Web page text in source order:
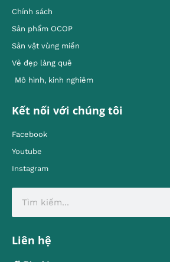
Chính sách
Sản phẩm OCOP
Sản vật vùng miền
Vẻ đẹp làng quê
Mô hình, kinh nghiêm
Kết nối với chúng tôi
Facebook
Youtube
Instagram
Liên hệ